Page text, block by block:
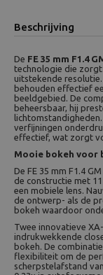
Beschrijving
De FE 35 mm F1.4
technologie die
uitstekende
behouden effectief
beeldgebied. De
beheersbaar, hij
verfijningen
effectief, wat zorgt
Mooie bokeh voor
De FE 35 mm F1.4
de constructie met
een mobiele lens.
de ontwerp- als de
bokeh waardoor
Twee innovatieve
indrukwekkende
bokeh. De
flexibiliteit om de
scherpstelafstand